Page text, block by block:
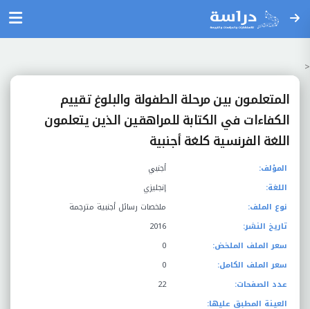
<
المتعلمون بين مرحلة الطفولة والبلوغ تقييم
الكفاءات في الكتابة للمراهقين الذين يتعلمون
اللغة الفرنسية كلغة أجنبية
المؤلف:
أجنبي
اللغة:
إنجليزي
نوع الملف:
ملخصات رسائل أجنبية مترجمة
تاريخ النشر:
2016
سعر الملف الملخض:
0
سعر الملف الكامل:
0
عدد الصفحات:
22
العينة المطبق عليها: